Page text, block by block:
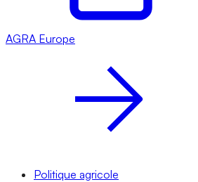
AGRA Europe
Politique agricole